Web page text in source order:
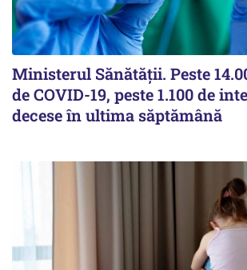
Ministerul Sănătății. Peste
de COVID-19, peste 1.100 de
decese în ultima săptămână